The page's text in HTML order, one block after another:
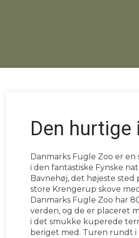
Den
​Danmarks Fugle Zoo er en
i den fantastiske Fynske
Bavnehøj, det højeste sted
store Krengerup skove
Danmarks Fugle Zoo har
verden, og de er placeret
i det smukke kuperede
beriget med. Turen rundt i